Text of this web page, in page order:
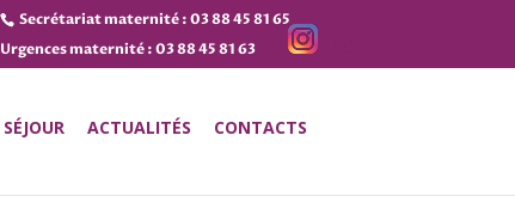
Secrétariat maternité : 03 88 45 81 65
Urgences maternité : 03 88 45 81 63
SÉJOUR ACTUALITÉS CONTACTS